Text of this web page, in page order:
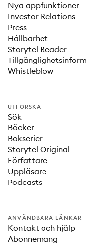
Nya appfunktioner
Investor Relations
Press
Hållbarhet
Storytel Reader
Whistleblow
UTFORSKA
Sök
Böcker
Bokserier
Storytel Original
Författare
Uppläsare
Podcasts
ANVÄNDBARA LÄNKAR
Kontakt och hjälp
Abonnemang